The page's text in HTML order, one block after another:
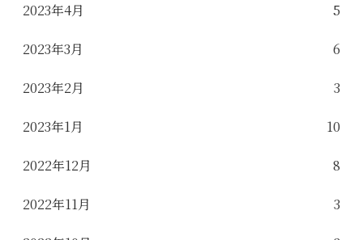
2023年4月 5
2023年3月 6
2023年2月 3
2023年1月 10
2022年12月 8
2022年11月 3